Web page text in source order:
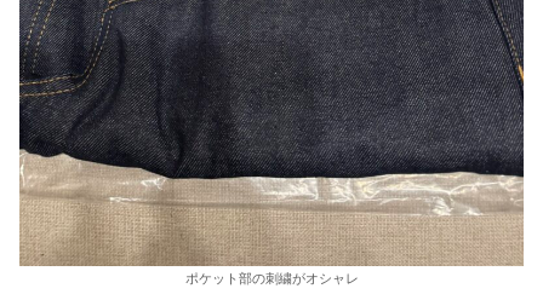
ポケット部の刺繍がオシャレ